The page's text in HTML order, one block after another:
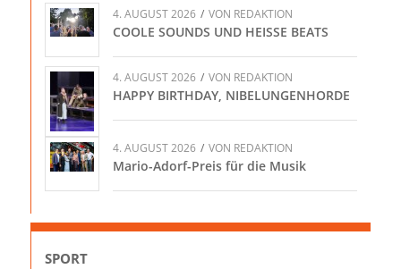
4. AUGUST 2026 / VON REDAKTION
COOLE SOUNDS UND HEISSE BEATS
4. AUGUST 2026 / VON REDAKTION
HAPPY BIRTHDAY, NIBELUNGENHORDE
4. AUGUST 2026 / VON REDAKTION
Mario-Adorf-Preis für die Musik
SPORT